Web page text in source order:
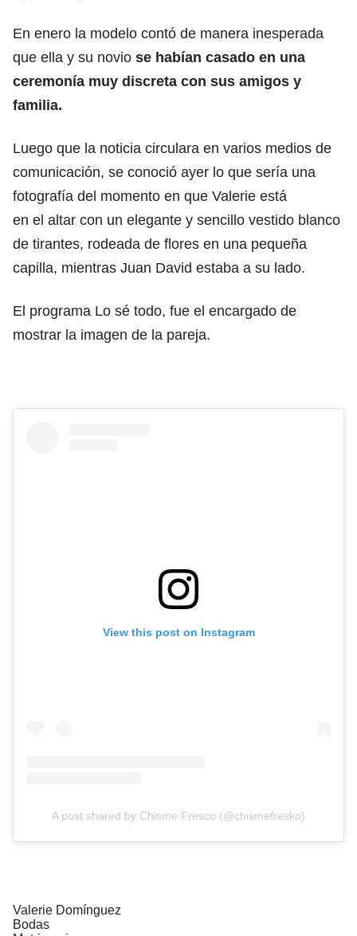
En enero la modelo contó de manera inesperada
que ella y su novio se habían casado en una
ceremonía muy discreta con sus amigos y
familia.
Luego que la noticia circulara en varios medios de
comunicación, se conoció ayer lo que sería una
fotografía del momento en que Valerie está
en el altar con un elegante y sencillo vestido blanco
de tirantes, rodeada de flores en una pequeña
capilla, mientras Juan David estaba a su lado.
El programa Lo sé todo, fue el encargado de
mostrar la imagen de la pareja.
View this post on Instagram
A post shared by Chisme Fresco (@chismefresko)
Valerie Domínguez
Bodas